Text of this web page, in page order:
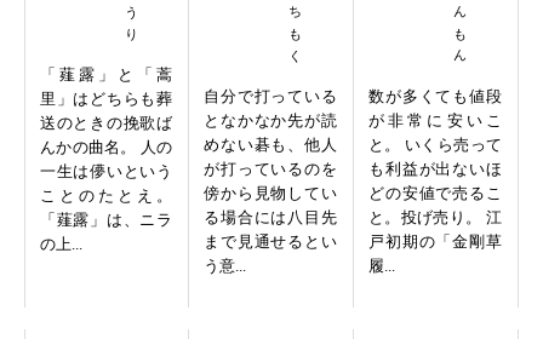
「薤露」と「蒿
里」はどちらも葬
送のときの挽歌ば
んかの曲名。 人の
一生は儚いという
ことのたとえ。
「薤露」は、ニラ
の上...
自分で打っている
となかなか先が読
めない碁も、他人
が打っているのを
傍から見物してい
る場合には八目先
まで見通せるとい
う意...
数が多くても値段
が非常に安いこ
と。 いくら売って
も利益が出ないほ
どの安値で売るこ
と。投げ売り。 江
戸初期の「金剛草
履...